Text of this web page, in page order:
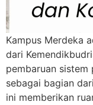
Kampus Merdeka
dari
pembaruan
sebagai bagian
ini memberikan